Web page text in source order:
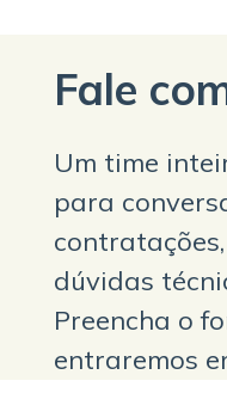
Fale
Um time
para
dúvidas
Preencha o
entraremos